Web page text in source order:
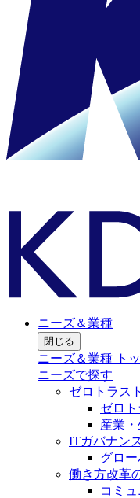
ニーズ＆業種
閉じる
ニーズ＆業種 ト
ニーズで探す
ゼロトラス
ゼロ
産業
ITガバナン
グロ
働き方改革
コミ